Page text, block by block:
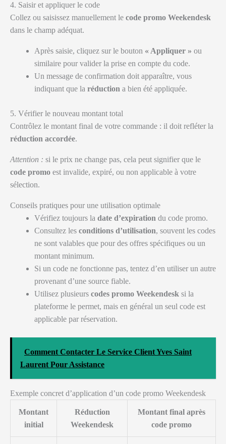
4. Saisir et appliquer le code
Collez ou saisissez manuellement le code promo Weekendesk
dans le champ adéquat.
Après saisie, cliquez sur le bouton « Appliquer » ou
similaire pour valider la prise en compte du code.
Un message de confirmation doit apparaître, vous
indiquant que la réduction a bien été appliquée.
5. Vérifier le nouveau montant total
Contrôlez le montant final de votre commande : il doit refléter la
réduction accordée.
Attention : si le prix ne change pas, cela peut signifier que le
code promo est invalide, expiré, ou non applicable à votre
sélection.
Conseils pratiques pour une utilisation optimale
Vérifiez toujours la date d’expiration du code promo.
Consultez les conditions d’utilisation, souvent les codes
ne sont valables que pour des offres spécifiques ou un
montant minimum.
Si un code ne fonctionne pas, tentez d’en utiliser un autre
provenant d’une source fiable.
Utilisez plusieurs codes promo Weekendesk si la
plateforme le permet, mais en général un seul code est
applicable par réservation.
Comment Contacter Le Service Client Yves Saint
Laurent Pour Assistance
Exemple concret d’application d’un code promo Weekendesk
Montant
initial
Réduction
Weekendesk
Montant final après
code promo